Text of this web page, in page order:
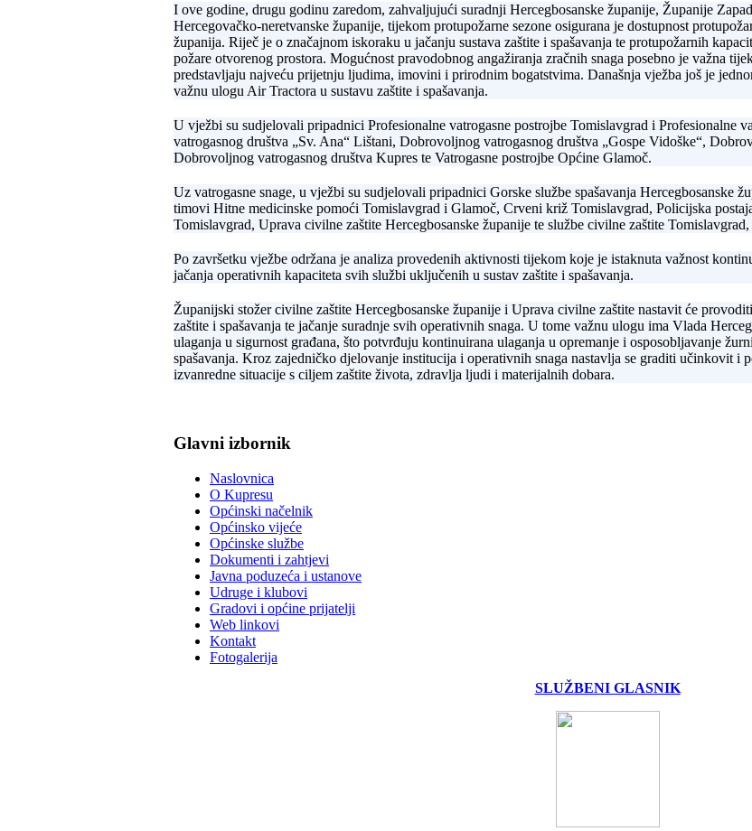
I ove godine, drugu godinu zaredom, zahvaljujući suradnji Hercegbosanske županije, Županije
Hercegovačko-neretvanske županije, tijekom protupožarne sezone osigurana je dostupnost
županija. Riječ je o značajnom iskoraku u jačanju sustava zaštite i spašavanja te protupožarnih
požare otvorenog prostora. Mogućnost pravodobnog angažiranja zračnih snaga posebno je važna
predstavljaju najveću prijetnju ljudima, imovini i prirodnim bogatstvima. Današnja vježba još je
važnu ulogu Air Tractora u sustavu zaštite i spašavanja.
U vježbi su sudjelovali pripadnici Profesionalne vatrogasne postrojbe Tomislavgrad i Profesionalne
vatrogasnog društva „Sv. Ana“ Lištani, Dobrovoljnog vatrogasnog društva „Gospe Vidoške“,
Dobrovoljnog vatrogasnog društva Kupres te Vatrogasne postrojbe Općine Glamoč.
Uz vatrogasne snage, u vježbi su sudjelovali pripadnici Gorske službe spašavanja Hercegbosanske
timovi Hitne medicinske pomoći Tomislavgrad i Glamoč, Crveni križ Tomislavgrad, Policijska
Tomislavgrad, Uprava civilne zaštite Hercegbosanske županije te službe civilne zaštite
Po završetku vježbe održana je analiza provedenih aktivnosti tijekom koje je istaknuta važnost
jačanja operativnih kapaciteta svih službi uključenih u sustav zaštite i spašavanja.
Županijski stožer civilne zaštite Hercegbosanske županije i Uprava civilne zaštite nastavit će
zaštite i spašavanja te jačanje suradnje svih operativnih snaga. U tome važnu ulogu ima Vlada
ulaganja u sigurnost građana, što potvrđuju kontinuirana ulaganja u opremanje i osposobljavanje
spašavanja. Kroz zajedničko djelovanje institucija i operativnih snaga nastavlja se graditi učinkovit i
izvanredne situacije s ciljem zaštite života, zdravlja ljudi i materijalnih dobara.
Glavni izbornik
Naslovnica
O Kupresu
Općinski načelnik
Općinsko vijeće
Općinske službe
Dokumenti i zahtjevi
Javna poduzeća i ustanove
Udruge i klubovi
Gradovi i općine prijatelji
Web linkovi
Kontakt
Fotogalerija
SLUŽBENI GLASNIK